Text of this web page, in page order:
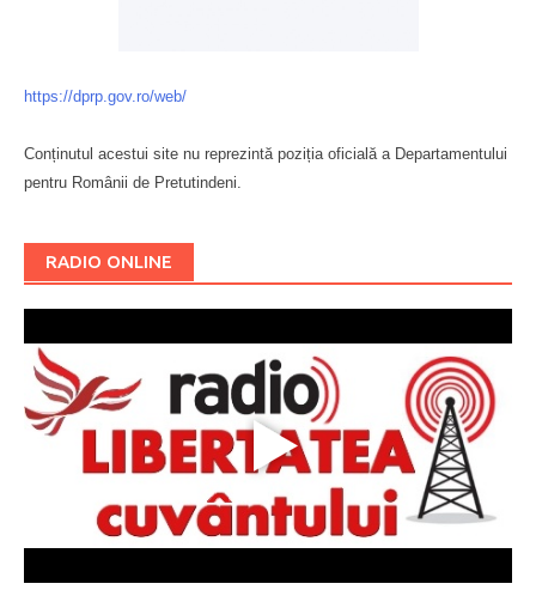
https://dprp.gov.ro/web/
Conținutul acestui site nu reprezintă poziția oficială a Departamentului
pentru Românii de Pretutindeni.
RADIO ONLINE